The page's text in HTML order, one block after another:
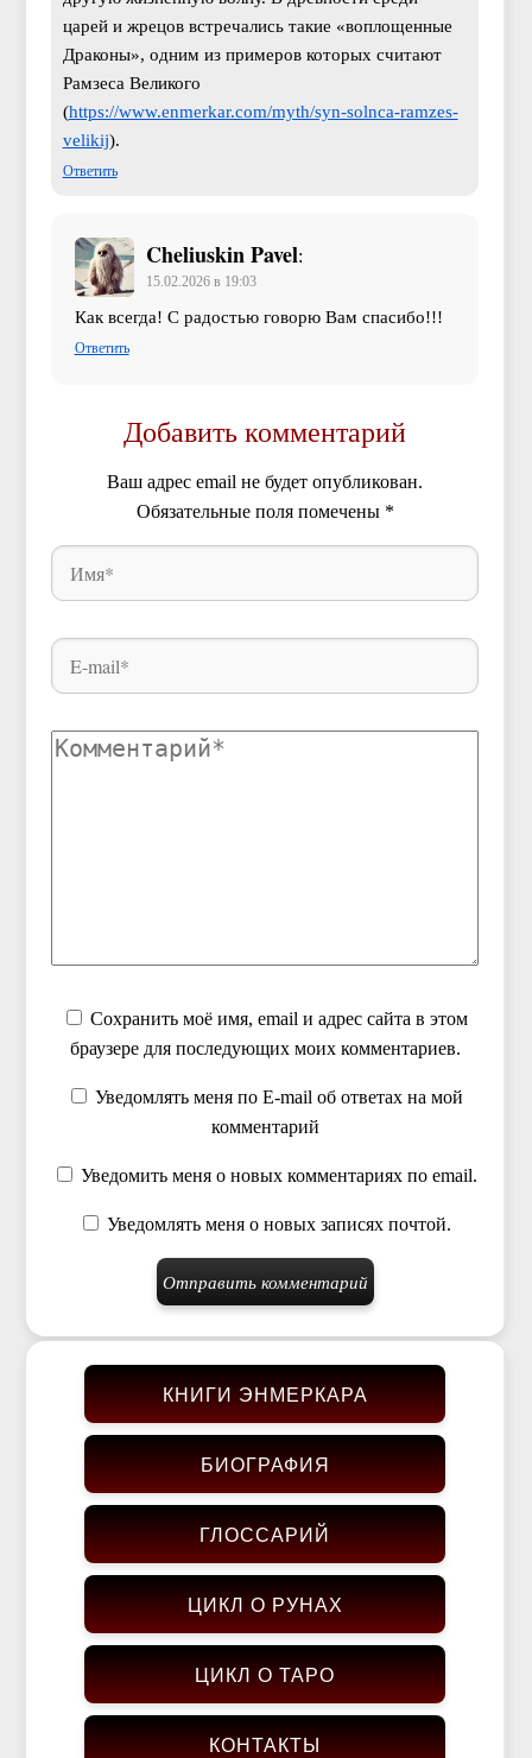
царей и жрецов встречались такие «воплощенные
Драконы», одним из примеров которых считают
Рамзеса Великого
(https://www.enmerkar.com/myth/syn-solnca-ramzes-
velikij).
Ответить
Cheliuskin Pavel:
15.02.2026 в 19:03
Как всегда! С радостью говорю Вам спасибо!!!
Ответить
Добавить комментарий
Ваш адрес email не будет опубликован.
Обязательные поля помечены *
Сохранить моё имя, email и адрес сайта в этом
браузере для последующих моих комментариев.
Уведомлять меня по E-mail об ответах на мой
комментарий
Уведомить меня о новых комментариях по email.
Уведомлять меня о новых записях почтой.
КНИГИ ЭНМЕРКАРА
БИОГРАФИЯ
ГЛОССАРИЙ
ЦИКЛ О РУНАХ
ЦИКЛ О ТАРО
КОНТАКТЫ